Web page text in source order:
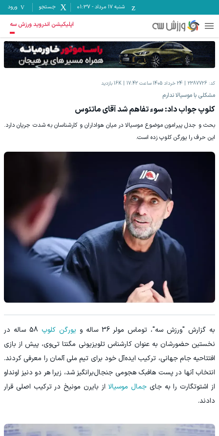
شنبه ۱۷ مرداد -
01:37 جستجو ورود
اپلیکیشن اندروید ورزش سه
کد: 2387726 24 خرداد 1405 ساعت 17:42 16K بازدید
مشکلی با موسیالا ندارم
کلوپ جواب داد: سوء تفاهم شد آقای ماتئوس
بحث و جدل پیرامون موضوع موسیالا در میان هواداران و کارشناسان به شدت جریان دارد.
این حرف را یورگن کلوپ زده است.
به گزارش "ورزش سه"، توماس مولر 36 ساله و یورگن کلوپ
58 ساله در
نخستین حضورشان به عنوان کارشناس تلویزیونی مگنتا تی‌وی، پیش از بازی
افتتاحیه جام جهانی، ترکیب ایده‌آل خود برای تیم ملی آلمان را معرفی کردند.
انتخاب آنها در پست هافبک هجومی جنجال‌برانگیز شد، زیرا هر دو دنیز اونداو
از اشتوتگارت را به جای جمال موسیالا از بایرن مونیخ در ترکیب اصلی قرار
دادند.